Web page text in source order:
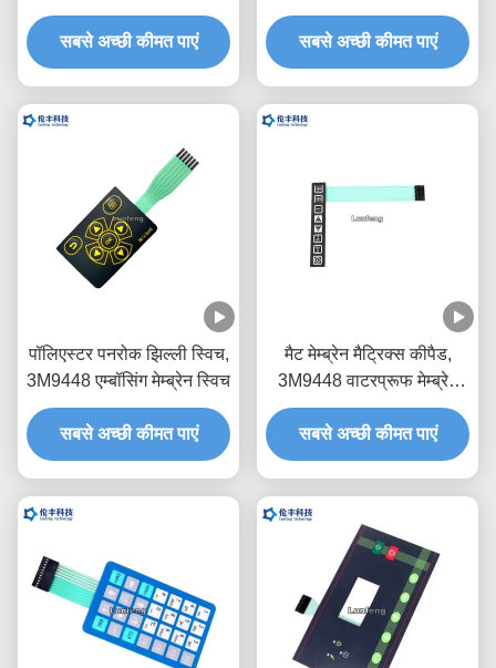
मेम्ब्रेन स्विच
सबसे अच्छी कीमत पाएं
स्विच
सबसे अच्छी कीमत पाएं
पॉलिएस्टर पनरोक झिल्ली स्विच,
3M9448 एम्बॉसिंग मेम्ब्रेन स्विच
सबसे अच्छी कीमत पाएं
मैट मेम्ब्रेन मैट्रिक्स कीपैड,
3M9448 वाटरप्रूफ मेम्ब्रेन
कीपैड
सबसे अच्छी कीमत पाएं